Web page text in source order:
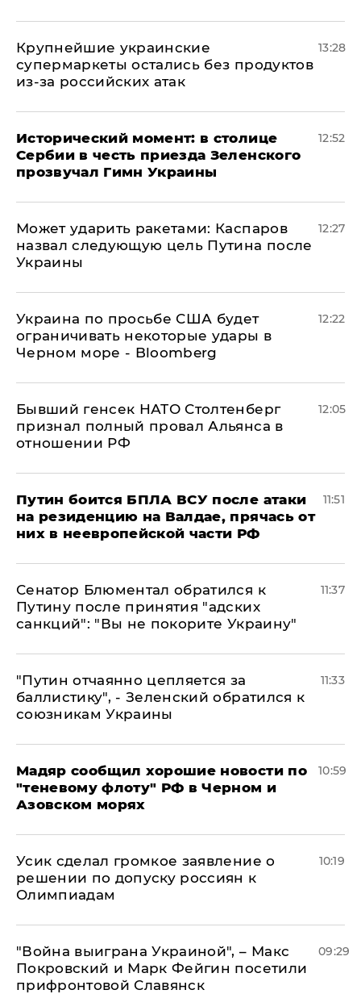
Крупнейшие украинские
супермаркеты остались без продуктов
из-за российских атак
13:28
Исторический момент: в столице
Сербии в честь приезда Зеленского
прозвучал Гимн Украины
12:52
Может ударить ракетами: Каспаров
назвал следующую цель Путина после
Украины
12:27
Украина по просьбе США будет
ограничивать некоторые удары в
Черном море - Bloomberg
12:22
Бывший генсек НАТО Столтенберг
признал полный провал Альянса в
отношении РФ
12:05
Путин боится БПЛА ВСУ после атаки
на резиденцию на Валдае, прячась от
них в неевропейской части РФ
11:51
Сенатор Блюментал обратился к
Путину после принятия "адских
санкций": "Вы не покорите Украину"
11:37
"Путин отчаянно цепляется за
баллистику", - Зеленский обратился к
союзникам Украины
11:33
Мадяр сообщил хорошие новости по
"теневому флоту" РФ в Черном и
Азовском морях
10:59
Усик сделал громкое заявление о
решении по допуску россиян к
Олимпиадам
10:19
"Война выиграна Украиной", – Макс
Покровский и Марк Фейгин посетили
прифронтовой Славянск
09:29